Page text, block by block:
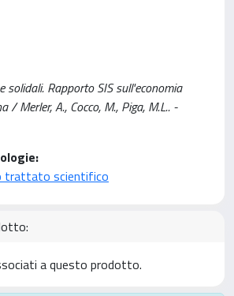
solidali. Rapporto SIS sull'economia
/ Merler, A., Cocco, M., Piga, M.L.. -
trattato scientifico
a questo prodotto.